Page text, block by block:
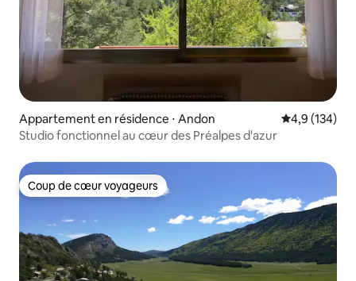
Appartement en résidence ⋅ Andon Évaluation
4,9 (134)
Studio fonctionnel au cœur des Préalpes d'azur
Coup de cœur voyageurs
Coup de cœur voyageurs